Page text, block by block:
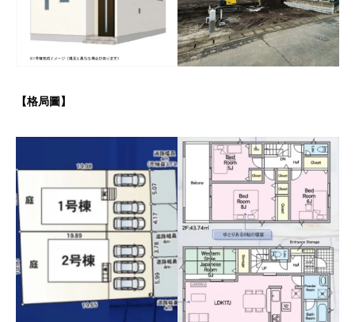
【格局圖】